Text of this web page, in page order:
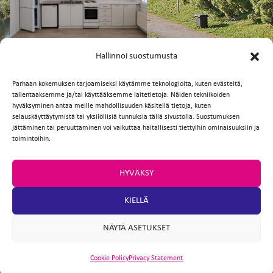
Hallinnoi suostumusta
Parhaan kokemuksen tarjoamiseksi käytämme teknologioita, kuten evästeitä,
tallentaaksemme ja/tai käyttääksemme laitetietoja. Näiden tekniikoiden
hyväksyminen antaa meille mahdollisuuden käsitellä tietoja, kuten
selauskäyttäytymistä tai yksilöllisiä tunnuksia tällä sivustolla. Suostumuksen
jättäminen tai peruuttaminen voi vaikuttaa haitallisesti tiettyihin ominaisuuksiin ja
toimintoihin.
HYVÄKSY
KIELLÄ
NÄYTÄ ASETUKSET
Cookie PolicyPrivacy Statement
Facebook
TwitterEmailWhatsApp